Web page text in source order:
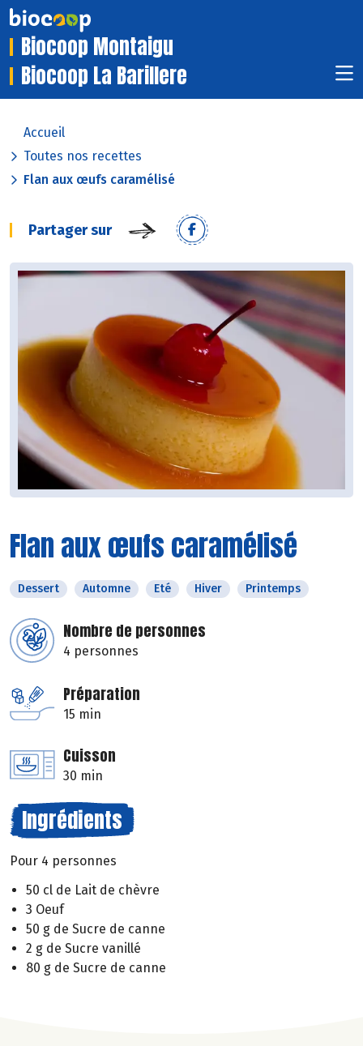
Biocoop Montaigu
Biocoop La Barillere
Accueil
Toutes nos recettes
Flan aux œufs caramélisé
Partager sur
Flan aux œufs caramélisé
Dessert Automne Eté Hiver Printemps
Nombre de personnes
4 personnes
Préparation
15 min
Cuisson
30 min
Ingrédients
Pour 4 personnes
50 cl de Lait de chèvre
3 Oeuf
50 g de Sucre de canne
2 g de Sucre vanillé
80 g de Sucre de canne